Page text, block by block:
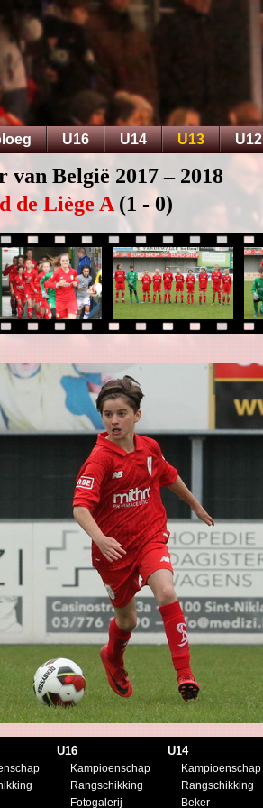
U16 U14 U13 U12
België 2017 – 2018
de Liège A (1 - 0)
U16
Kampioenschap
Rangschikking
Fotogalerij
U14
Kampioenschap
Rangschikking
Beker